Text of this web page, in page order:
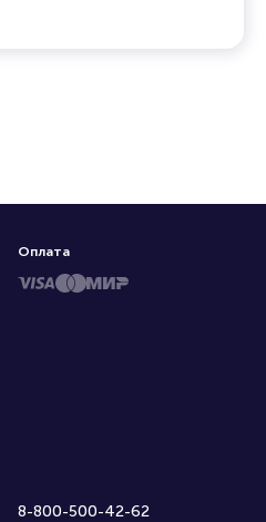
8-800-500-42-62
Оплата